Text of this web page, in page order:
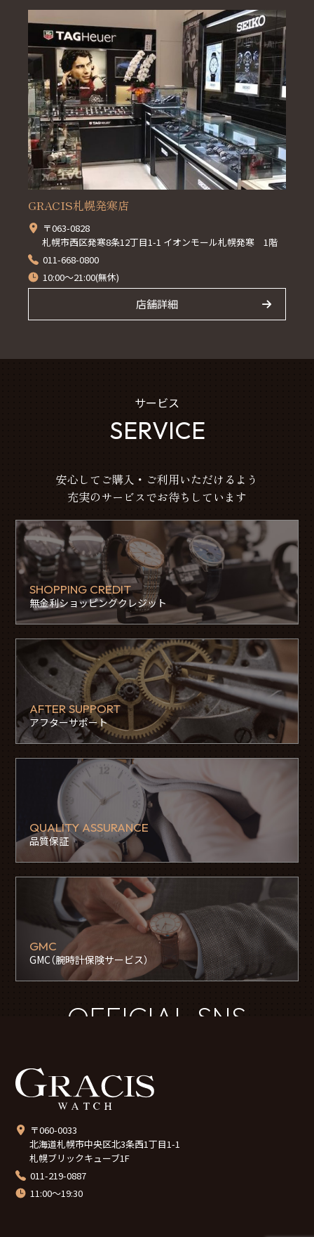
GRACIS札幌発寒店
〒063-0828
札幌市西区発寒8条12丁目1-1 イオンモール札幌発寒 1階
011-668-0800
10:00～21:00(無休)
店舗詳細
サービス
SERVICE
安心してご購入・ご利用いただけるよう
充実のサービスでお待ちしています
SHOPPING CREDIT
無金利ショッピングクレジット
AFTER SUPPORT
アフターサポート
QUALITY ASSURANCE
品質保証
GMC
GMC（腕時計保険サービス）
OFFICIAL SNS
〒060-0033
北海道札幌市中央区北3条西1丁目1-1
札幌ブリックキューブ1F
011-219-0887
11:00～19:30